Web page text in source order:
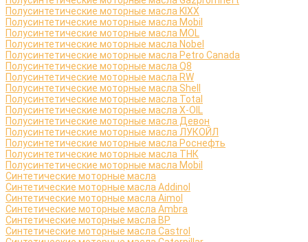
Полусинтетические моторные масла KIXX
Полусинтетические моторные масла Mobil
Полусинтетические моторные масла MOL
Полусинтетические моторные масла Nobel
Полусинтетические моторные масла Petro Canada
Полусинтетические моторные масла Q8
Полусинтетические моторные масла RW
Полусинтетические моторные масла Shell
Полусинтетические моторные масла Total
Полусинтетические моторные масла X-OIL
Полусинтетические моторные масла Девон
Полусинтетические моторные масла ЛУКОЙЛ
Полусинтетические моторные масла Роснефть
Полусинтетические моторные масла ТНК
Полусинтетические моторные масла Mobil
Синтетические моторные масла
Синтетические моторные масла Addinol
Синтетические моторные масла Aimol
Синтетические моторные масла Ambra
Синтетические моторные масла BP
Синтетические моторные масла Castrol